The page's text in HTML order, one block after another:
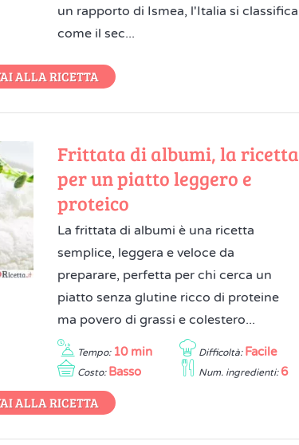
un rapporto di Ismea, l'Italia si classifica
come il sec...
ALLA RICETTA
Frittata di albumi, la ricetta
per un piatto leggero e
proteico
La frittata di albumi è una ricetta
semplice, leggera e veloce da
preparare, perfetta per chi cerca un
piatto senza glutine ricco di proteine
ma povero di grassi e colestero...
Tempo: 10 min Difficoltà: Facile
Costo: Basso Num. ingredienti: 6
ALLA RICETTA